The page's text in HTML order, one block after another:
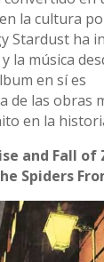
la cultura
Stardust ha
la música
en sí es
de las obras
en la
and Fall of
Spiders